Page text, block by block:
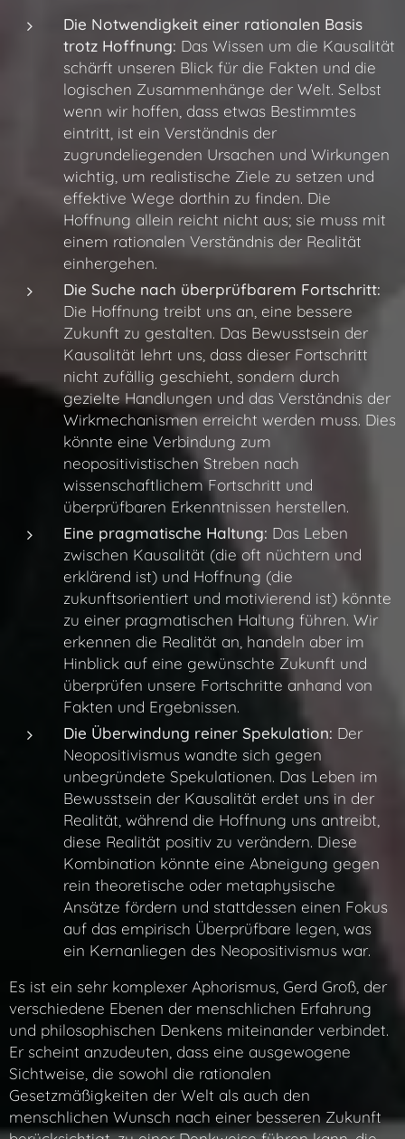
Die Notwendigkeit einer rationalen Basis
trotz Hoffnung: Das Wissen um die Kausalität
schärft unseren Blick für die Fakten und die
logischen Zusammenhänge der Welt. Selbst
wenn wir hoffen, dass etwas Bestimmtes
eintritt, ist ein Verständnis der
zugrundeliegenden Ursachen und Wirkungen
wichtig, um realistische Ziele zu setzen und
effektive Wege dorthin zu finden. Die
Hoffnung allein reicht nicht aus; sie muss mit
einem rationalen Verständnis der Realität
einhergehen.
Die Suche nach überprüfbarem Fortschritt:
Die Hoffnung treibt uns an, eine bessere
Zukunft zu gestalten. Das Bewusstsein der
Kausalität lehrt uns, dass dieser Fortschritt
nicht zufällig geschieht, sondern durch
gezielte Handlungen und das Verständnis der
Wirkmechanismen erreicht werden muss. Dies
könnte eine Verbindung zum
neopositivistischen Streben nach
wissenschaftlichem Fortschritt und
überprüfbaren Erkenntnissen herstellen.
Eine pragmatische Haltung: Das Leben
zwischen Kausalität (die oft nüchtern und
erklärend ist) und Hoffnung (die
zukunftsorientiert und motivierend ist) könnte
zu einer pragmatischen Haltung führen. Wir
erkennen die Realität an, handeln aber im
Hinblick auf eine gewünschte Zukunft und
überprüfen unsere Fortschritte anhand von
Fakten und Ergebnissen.
Die Überwindung reiner Spekulation: Der
Neopositivismus wandte sich gegen
unbegründete Spekulationen. Das Leben im
Bewusstsein der Kausalität erdet uns in der
Realität, während die Hoffnung uns antreibt,
diese Realität positiv zu verändern. Diese
Kombination könnte eine Abneigung gegen
rein theoretische oder metaphysische
Ansätze fördern und stattdessen einen Fokus
auf das empirisch Überprüfbare legen, was
ein Kernanliegen des Neopositivismus war.
Es ist ein sehr komplexer Aphorismus, Gerd Groß, der
verschiedene Ebenen der menschlichen Erfahrung
und philosophischen Denkens miteinander verbindet.
Er scheint anzudeuten, dass eine ausgewogene
Sichtweise, die sowohl die rationalen
Gesetzmäßigkeiten der Welt als auch den
menschlichen Wunsch nach einer besseren Zukunft